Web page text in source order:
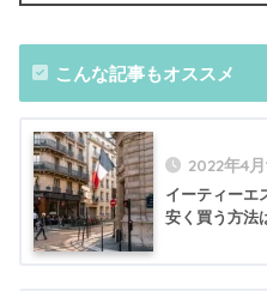
こんな記事もオススメ
2022年4月
イーティーエ
安く買う方法